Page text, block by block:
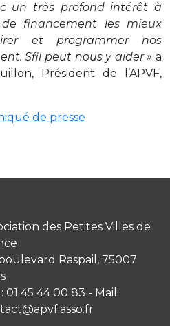
un très profond intérêt à
financement les mieux
et programmer nos
Sfil peut nous y aider » a
Président de l’APVF,
de presse
des Petites Villes de
Raspail, 75007
01 45 44 00 83 - Mail: